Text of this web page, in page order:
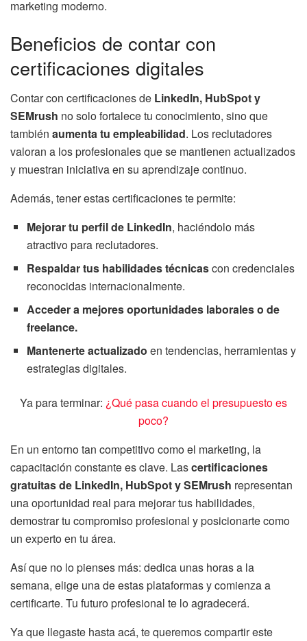
marketing moderno.
Beneficios de contar con
certificaciones digitales
Contar con certificaciones de LinkedIn, HubSpot y
SEMrush no solo fortalece tu conocimiento, sino que
también aumenta tu empleabilidad. Los reclutadores
valoran a los profesionales que se mantienen actualizados
y muestran iniciativa en su aprendizaje continuo.
Además, tener estas certificaciones te permite:
Mejorar tu perfil de LinkedIn, haciéndolo más
atractivo para reclutadores.
Respaldar tus habilidades técnicascon credenciales
reconocidas internacionalmente.
Acceder a mejores oportunidades laborales o de
freelance.
Mantenerte actualizado en tendencias, herramientas y
estrategias digitales.
Ya para terminar: ¿Qué pasa cuando el presupuesto es
poco?
En un entorno tan competitivo como el marketing, la
capacitación constante es clave. Lascertificaciones
gratuitas de LinkedIn, HubSpot y SEMrush representan
una oportunidad real para mejorar tus habilidades,
demostrar tu compromiso profesional y posicionarte como
un experto en tu área.
Así que no lo pienses más: dedica unas horas a la
semana, elige una de estas plataformas y comienza a
certificarte. Tu futuro profesional te lo agradecerá.
Ya que llegaste hasta acá, te queremos compartir este